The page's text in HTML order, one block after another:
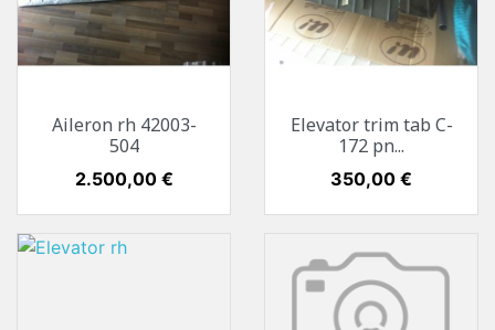
Aileron rh 42003-
504
Preis
2.500,00 €
Elevator trim tab C-
172 pn...
Preis
350,00 €